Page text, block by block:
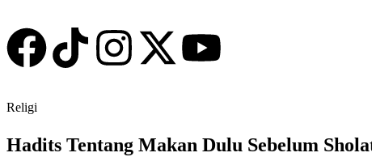
Religi
Hadits Tentang Makan Dulu Sebelum